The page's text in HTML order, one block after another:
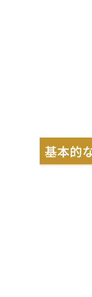
基本的